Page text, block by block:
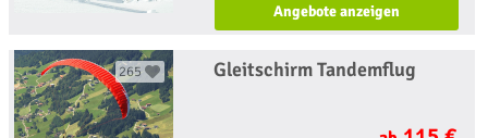
Angebote anzeigen
265 Gleitschirm Tandemflug